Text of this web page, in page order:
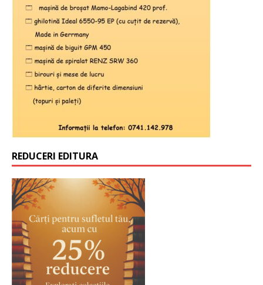
REDUCERI EDITURA